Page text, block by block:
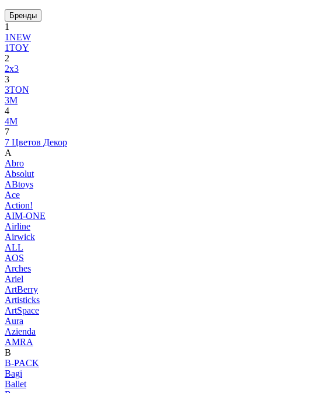
Бренды
1
1NEW
1TOY
2
2x3
3
3TON
3М
4
4M
7
7 Цветов Декор
A
Abro
Absolut
ABtoys
Ace
Action!
AIM-ONE
Airline
Airwick
ALL
AOS
Arches
Ariel
ArtBerry
Artisticks
ArtSpace
Aura
Azienda
AМRA
B
B-PACK
Bagi
Ballet